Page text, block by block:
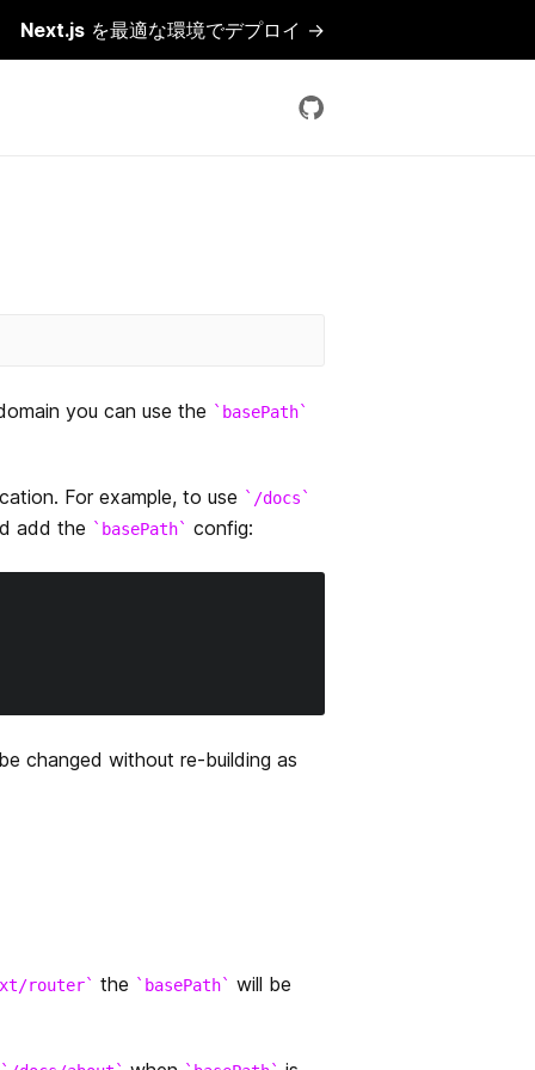
Next.js を最適な環境でデプロイ →
you can use the basePath
For example, to use /docs
add the basePath config:
changed without re-building as
router the basePath
will be